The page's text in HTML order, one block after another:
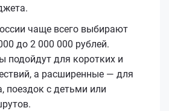
чаще всего выбирают
до 2 000 000 рублей.
подойдут для коротких и
а расширенные — для
поездок с детьми или